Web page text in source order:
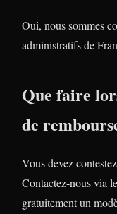
Oui, nous sommes
administratifs de
Que faire
de
Vous devez
Contactez-nous via
gratuitement un